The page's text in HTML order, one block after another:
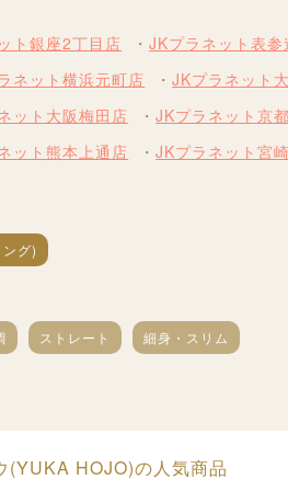
ト銀座2丁目店
JKプラネット表参
ネット横浜元町店
JKプラネット
ット大阪梅田店
JKプラネット京
ット熊本上通店
JKプラネット宮
グ)
ストレート 細身・スリム
(YUKA HOJO)の人気商品